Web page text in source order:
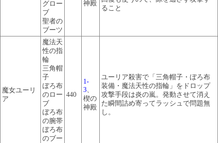
グロー
ブ
聖者の
ブーツ
神殿
ること
魔女ユーリ
ア
魔法天
性の指
輪
三角帽
子
ぼろ布
のロー
ブ
ぼろ布
の腕帯
ぼろ布
のブー
440
1-
3、
楔の
神殿
ユーリア殺害で「三角帽子・ぼろ布
装備・魔法天性の指輪」をドロップ
攻撃手段は炎の嵐。発動させて消え
た瞬間詰め寄ってラッシュで問題無
し。